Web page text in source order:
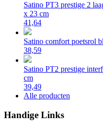
Satino PT3 prestige 2
x 23 cm
41,64
Satino comfort poetsrol
38,59
Satino PT2 prestige
cm
39,49
Alle producten
Handige Links